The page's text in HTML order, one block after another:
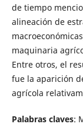
de tiempo
alineación de
maquinaria
Entre otros, el
fue la aparición
agrícola
Palabras claves: